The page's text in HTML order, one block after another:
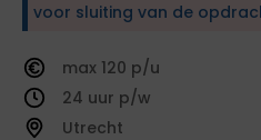
voor sluiting van de
120
24
Utrecht